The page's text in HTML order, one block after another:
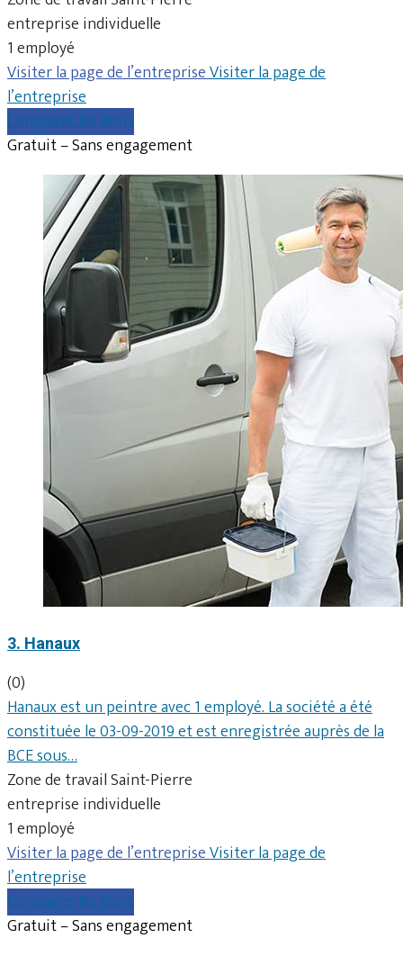
entreprise individuelle
1 employé
Visiter la page de l’entrepriseVisiter la page de
l’entreprise
Comparer les devis
Gratuit – Sans engagement
3. Hanaux
(0)
Hanaux est un peintre avec 1 employé. La société a été
constituée le 03-09-2019 et est enregistrée auprès de la
BCE sous…
Zone de travail Saint-Pierre
entreprise individuelle
1 employé
Visiter la page de l’entrepriseVisiter la page de
l’entreprise
Comparer les devis
Gratuit – Sans engagement